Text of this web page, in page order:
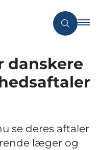
danskere
se deres aftaler
læger og